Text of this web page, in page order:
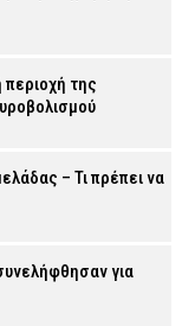
της
– Τι πρέπει να
για